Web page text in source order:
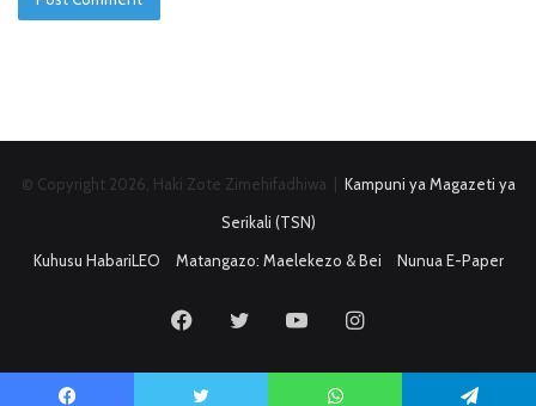
© Copyright 2026, Haki Zote Zimehifadhiwa | Kampuni ya Magazeti ya
Serikali (TSN)
Kuhusu HabariLEO
Matangazo: Maelekezo & Bei Nunua E-Paper
FacebookTwitter YouTubeInstagram